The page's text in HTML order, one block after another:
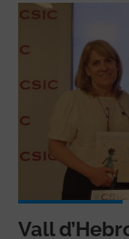
Vall